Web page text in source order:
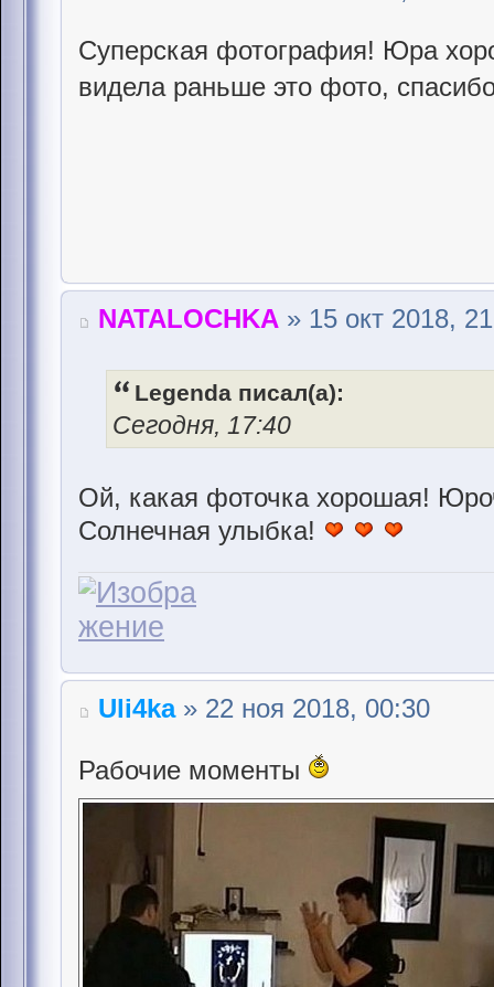
Суперская фотография! Юра
видела раньше это фото,
NATALOCHKA » 15 окт 2018,
Legenda писал(а):
Сегодня, 17:40
Ой, какая фоточка хорошая!
Солнечная улыбка!
Uli4ka» 22 ноя 2018, 00:30
Рабочие моменты